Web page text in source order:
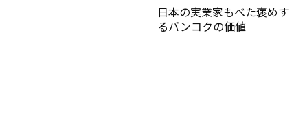
日本の実業家もべた褒めす
るバンコクの価値